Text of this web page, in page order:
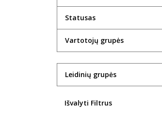
Statusas
Vartotojų grupės
Leidinių grupės
Išvalyti Filtrus